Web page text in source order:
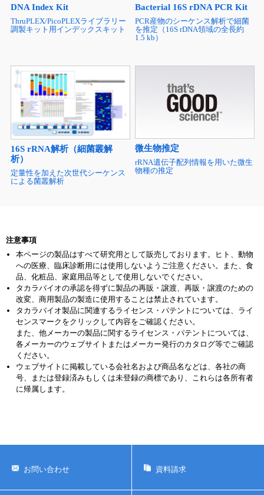
DNA Index Kit
ThruPLEX/PicoPLEXライブラリー
調製キット用インデックスキット
Bacterial 16S rDNA PCR Kit
PCR産物のシーケンス解析で細菌
を推定（16S rDNA領域の全長約
1.5 kb）
16S rRNA解析（細菌叢解
析）
定量性を加えた次世代シーケンス
による菌叢解析
微生物推定
rRNA遺伝子配列情報を用いた微生
物種の推定
注意事項
本ページの製品はすべて研究用として販売しております。ヒト、動物
への医療、臨床診断用には使用しないようご注意ください。また、食
品、化粧品、家庭用品等として使用しないでください。
タカラバイオの承認を得ずに製品の再販・譲渡、再販・譲渡のための
改変、商用製品の製造に使用することは禁止されています。
タカラバイオ製品に関連するライセンス・パテントについては、ライ
センスマークをクリックして内容をご確認ください。
また、他メーカーの製品に関するライセンス・パテントについては、
各メーカーのウェブサイトまたはメーカー発行のカタログ等でご確認
ください。
ウェブサイトに掲載している会社名および商品名などは、各社の商
号、または登録済みもしくは未登録の商標であり、これらは各所有者
に帰属します。
お問い合わせ 資料請求